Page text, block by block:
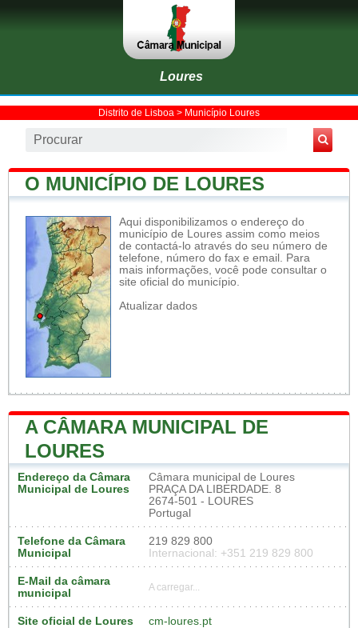
Loures
Distrito de Lisboa > Município Loures
O MUNICÍPIO DE LOURES
Aqui disponibilizamos o endereço do
município de Loures assim como meios
de contactá-lo através do seu número de
telefone, número do fax e email. Para
mais informações, você pode consultar o
site oficial do município.
Atualizar dados
A CÂMARA MUNICIPAL DE
LOURES
Endereço da Câmara
Municipal de Loures
Câmara municipal de Loures
PRAÇA DA LIBERDADE. 8
2674-501 - LOURES
Portugal
Telefone da Câmara
Municipal
219 829 800
Internacional: +351 219 829 800
E-Mail da câmara
municipal
A carregar...
Site oficial de Loures cm-loures.pt